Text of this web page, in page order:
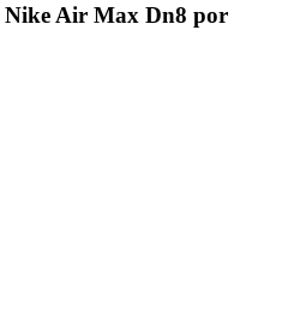
Air Max Dn8 por